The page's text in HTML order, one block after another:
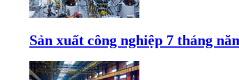
Sản xuất công nghiệp 7 tháng